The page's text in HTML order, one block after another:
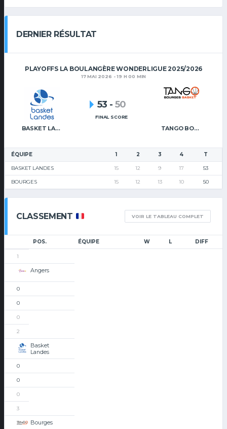
DERNIER RÉSULTAT
PLAYOFFS LA BOULANGÈRE WONDERLIGUE 2025/2026
17 MAI 2026 - 19 H 00 MIN
BASKET LANDES TANGO BOURGES BASKET
53 - 50
FINAL SCORE
ÉQUIPE 1 2 3 4 T
BASKET LANDES 15 12 9 17 53
BOURGES 15 12 13 10 50
CLASSEMENT VOIR LE TABLEAU COMPLET
POS. ÉQUIPE W L DIFF
1
Angers
0
0
0
2
Basket
Landes
0
0
0
3
Bourges